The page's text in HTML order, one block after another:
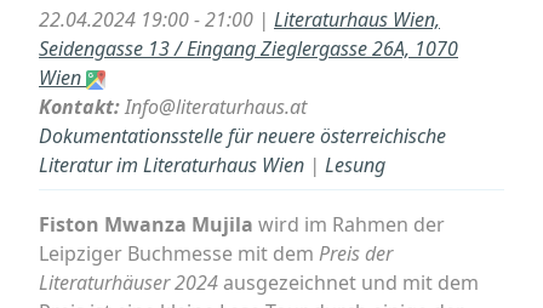
22.04.2024 19:00 - 21:00 | Literaturhaus Wien,
Seidengasse 13 / Eingang Zieglergasse 26A, 1070
Wien
Kontakt:Info@literaturhaus.at
Dokumentationsstelle für neuere österreichische
Literatur im Literaturhaus Wien | Lesung
Fiston Mwanza Mujila wird im Rahmen der
Leipziger Buchmesse mit dem Preis der
Literaturhäuser 2024ausgezeichnet und mit dem